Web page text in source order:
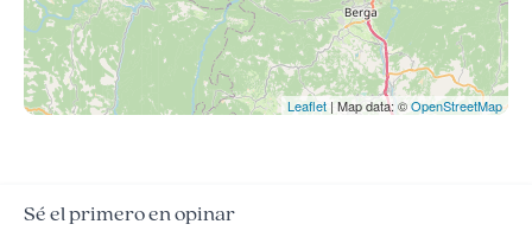
Leaflet | Map data: ©OpenStreetMap
Sé el primero en opinar